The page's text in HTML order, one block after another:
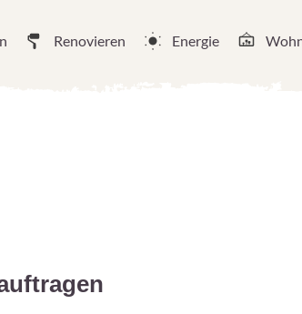
Renovieren Energie